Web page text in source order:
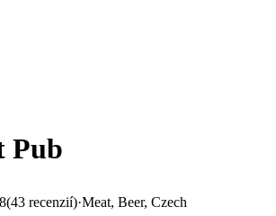
Pub
(43 recenzií)·Meat, Beer, Czech